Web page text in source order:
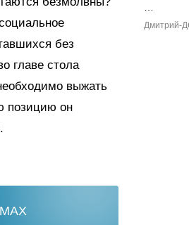
без
главе стола
выжать
позицию он
Дмитрий-